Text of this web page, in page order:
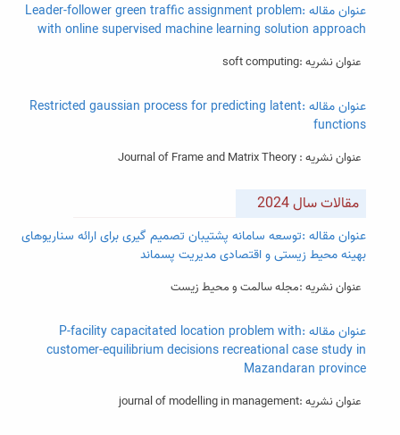
عنوان مقاله :Leader-follower green trafﬁc assignment problem
with online supervised machine learning solution approach
عنوان نشریه :soft computing
عنوان مقاله :Restricted gaussian process for predicting latent
functions
عنوان نشریه : Journal of Frame and Matrix Theory
مقالات سال 2024
عنوان مقاله :توسعه سامانه پشتیبان تصمیم گیری برای ارائه سناریوهای
بهینه محیط زیستی و اقتصادی مدیریت پسماند
عنوان نشریه :مجله سالمت و محیط زیست
عنوان مقاله :P-facility capacitated location problem with
customer-equilibrium decisions recreational case study in
Mazandaran province
عنوان نشریه :journal of modelling in management